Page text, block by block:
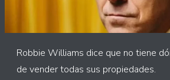
Robbie Williams dice que no tiene
de vender todas sus propiedades.